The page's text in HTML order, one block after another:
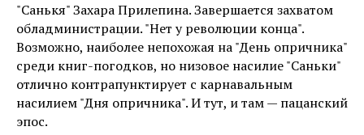
"Санькя" Захара Прилепина. Завершается захватом
обладминистрации. "Нет у революции конца".
Возможно, наиболее непохожая на "День опричника"
среди книг-погодков, но низовое насилие "Саньки"
отлично контрапунктирует с карнавальным
насилием "Дня опричника". И тут, и там — пацанский
эпос.